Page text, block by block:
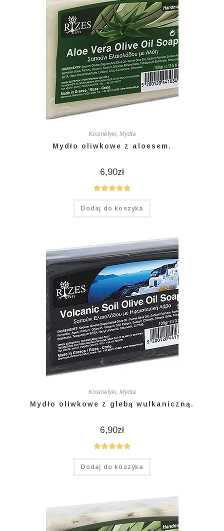
Kosmetyki, Mydła
Mydło oliwkowe z aloesem.
6,90zł
Oceniono
5.00na 5
Dodaj do koszyka
Kosmetyki, Mydła
Mydło oliwkowe z glebą wulkaniczną.
6,90zł
Oceniono
5.00na 5
Dodaj do koszyka